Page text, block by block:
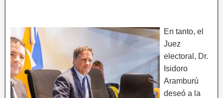
En tanto, el
Juez
electoral, Dr.
Isidoro
Aramburú
deseó a la